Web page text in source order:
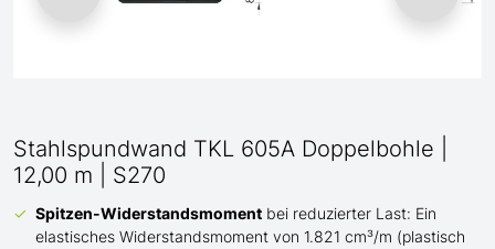
Stahlspundwand TKL 605A Doppelbohle |
12,00 m | S270
Spitzen-Widerstandsmoment bei reduzierter Last: Ein
elastisches Widerstandsmoment von 1.821 cm³/m (plastisch